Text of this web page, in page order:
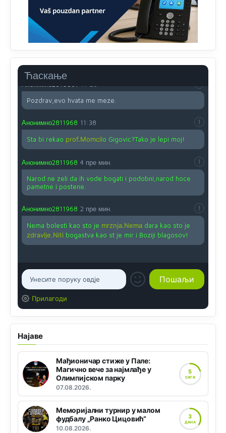
Ћаскање
svima fajem,radujem se tudjoj sreci.I ko ima i ko nema
na iso ce mjesto leci!
Анонимно2810587
11:24
Pozdrav,evo hvata me meze.
Анонимно2811968 11:38
Sta bi rekao prof.Momcilo Gigovic?Tako je lepi moj!
Анонимно2811968 4 пре мин.
Narod ne zeli da ih vode bogati i podobni,narod hoce
pametne i postene.
Анонимно2811968 2 пре мин.
Nema bolesti kao sto je mrznja.Nemadara kao sto je
zdravlje.Niti bogastva kao st je mir i Boziji blagosov!
Прилагоди
Најаве
Мађионичар стиже у Пале:
Магично вече за најмлађе у
Олимпијском парку
07.08.2026.
5
САТИ
Меморијални турнир у малом
фудбалу „Ранко Цицовић“
10.08.2026.
3
ДАНА